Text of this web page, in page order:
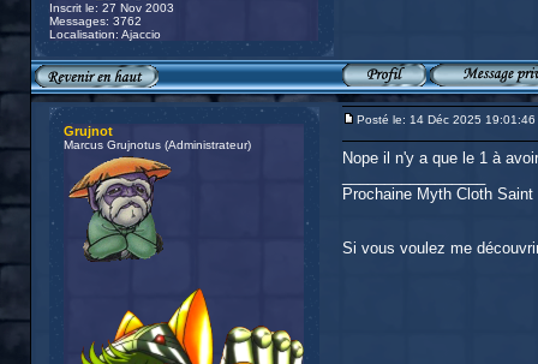
Inscrit le: 27 Nov 2003
Messages: 3762
Localisation: Ajaccio
Grujnot
Marcus Grujnotus (Administrateur)
Posté le: 14 Déc 2025 19:01:46
Nope il n'y a que le 1 à
Prochaine Myth Cloth
Si vous voulez me